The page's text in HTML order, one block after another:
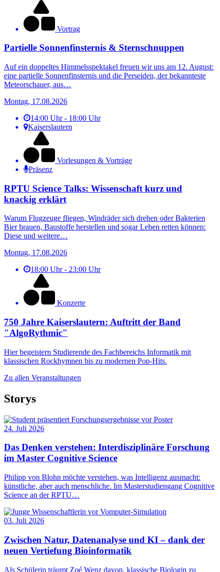
Vortrag
Partielle Sonnenfinsternis & Sternschnuppen
Auf ein doppeltes Himmelsspektakel freuen wir uns am 12. August:
eine partielle Sonnenfinsternis und die Perseiden, der bekannteste
Meteorschauer, aus…
Montag, 17.08.2026
14:00 Uhr - 18:00 Uhr
Kaiserslautern
Vorlesungen & Vorträge
Präsenz
RPTU Science Talks: Wissenschaft kurz und
knackig erklärt
Warum Flugzeuge fliegen, Windräder sich drehen oder Bakterien
Bier brauen, Baustoffe herstellen und sogar Leben retten können:
Diese und weitere…
Montag, 17.08.2026
18:00 Uhr - 23:00 Uhr
Konzerte
750 Jahre Kaiserslautern: Auftritt der Band
"AlgoRythmic"
Hier begeistern Studierende des Fachbereichs Informatik mit
klassischen Rockhymnen bis zu modernen Pop-Hits.
Zu allen Veranstaltungen
Storys
24. Juli 2026
Das Denken verstehen: Interdisziplinäre Forschung
im Master Cognitive Science
Philipp von Blohn möchte verstehen, was Intelligenz ausmacht:
künstliche, aber auch menschliche. Im Masterstudiengang Cognitive
Science an der RPTU…
03. Juli 2026
Zwischen Natur, Datenanalyse und KI – dank der
neuen Vertiefung Bioinformatik
Als Schülerin träumt Zoé Wenz davon, klassische Biologin zu